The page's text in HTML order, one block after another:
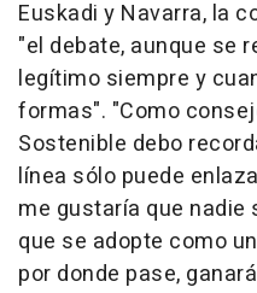
Euskadi y Navarra, la
"el debate, aunque se
legítimo siempre y
formas". "Como
Sostenible debo
línea sólo puede
me gustaría que
que se adopte como
por donde pase,